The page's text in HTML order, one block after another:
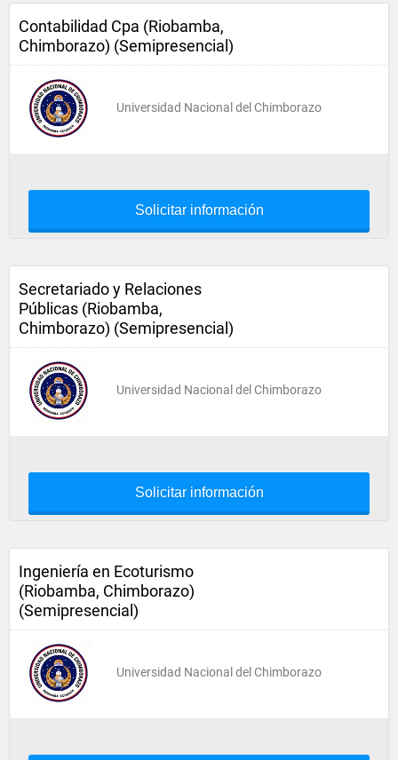
Contabilidad Cpa (Riobamba,
Chimborazo) (Semipresencial)
Universidad Nacional del Chimborazo
Solicitar información
Secretariado y Relaciones
Públicas (Riobamba,
Chimborazo) (Semipresencial)
Universidad Nacional del Chimborazo
Solicitar información
Ingeniería en Ecoturismo
(Riobamba, Chimborazo)
(Semipresencial)
Universidad Nacional del Chimborazo